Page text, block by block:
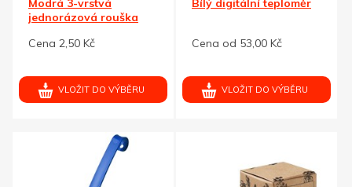
Modrá 3-vrstvá
jednorázová rouška
Cena 2,50 Kč
VLOŽIT DO VÝBĚRU
Bílý digitální teploměr
Cena od 53,00 Kč
VLOŽIT DO VÝBĚRU